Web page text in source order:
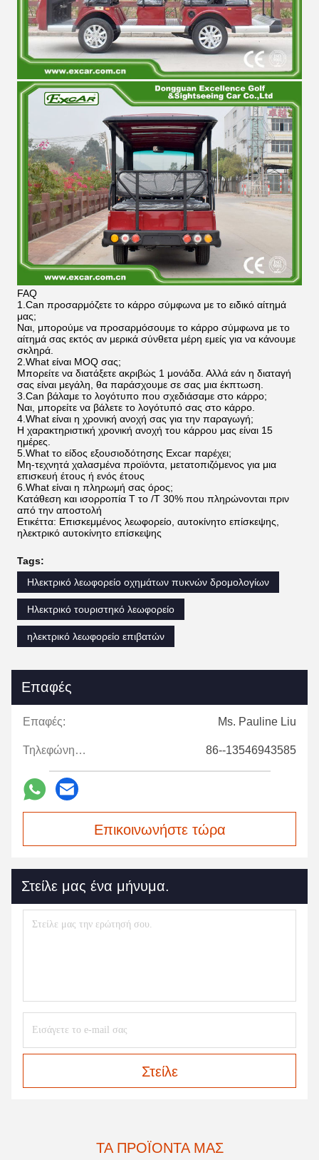
FAQ
1.Can προσαρμόζετε το κάρρο σύμφωνα με το ειδικό αίτημά
μας;
Ναι, μπορούμε να προσαρμόσουμε το κάρρο σύμφωνα με το
αίτημά σας εκτός αν μερικά σύνθετα μέρη εμείς για να κάνουμε
σκληρά.
2.What είναι MOQ σας;
Μπορείτε να διατάξετε ακριβώς 1 μονάδα. Αλλά εάν η διαταγή
σας είναι μεγάλη, θα παράσχουμε σε σας μια έκπτωση.
3.Can βάλαμε το λογότυπο που σχεδιάσαμε στο κάρρο;
Ναι, μπορείτε να βάλετε το λογότυπό σας στο κάρρο.
4.What είναι η χρονική ανοχή σας για την παραγωγή;
Η χαρακτηριστική χρονική ανοχή του κάρρου μας είναι 15
ημέρες.
5.What το είδος εξουσιοδότησης Excar παρέχει;
Μη-τεχνητά χαλασμένα προϊόντα, μετατοπιζόμενος για μια
επισκευή έτους ή ενός έτους
6.What είναι η πληρωμή σας όρος;
Κατάθεση και ισορροπία Τ το /T 30% που πληρώνονται πριν
από την αποστολή
Ετικέττα: Επισκεμμένος λεωφορείο, αυτοκίνητο επίσκεψης,
ηλεκτρικό αυτοκίνητο επίσκεψης
Tags:
Ηλεκτρικό λεωφορείο οχημάτων πυκνών δρομολογίων
Ηλεκτρικό τουριστηκό λεωφορείο
ηλεκτρικό λεωφορείο επιβατών
Επαφές
Επαφές: Ms. Pauline Liu
Τηλεφώνημα: 86--13546943585
Επικοινωνήστε τώρα
Στείλε μας ένα μήνυμα.
Στείλε
ΤΑ ΠΡΟΪΌΝΤΑ ΜΑΣ